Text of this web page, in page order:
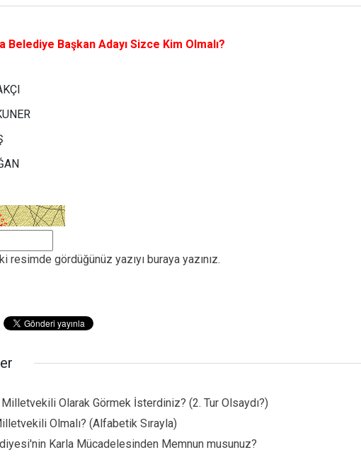
Belediye Başkan Adayı Sizce Kim Olmalı?
resimde gördüğünüz yazıyı buraya yazınız.
Olarak Görmek İsterdiniz? (2. Tur Olsaydı?)
Olmalı? (Alfabetik Sırayla)
Karla Mücadelesinden Memnun musunuz?